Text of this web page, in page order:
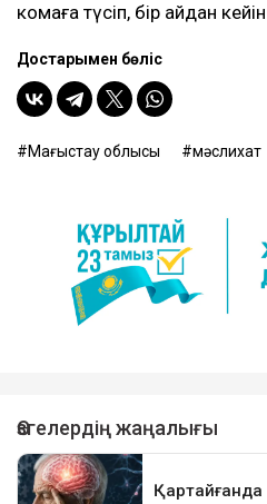
комаға түсіп, бір айдан
Достарыңмен бөліс
Маңғыстау облысы мәслихат